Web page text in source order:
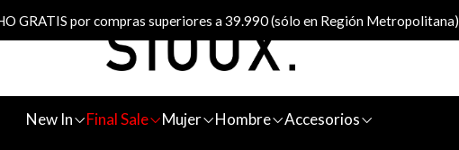
New In Final Sale Mujer Hombre Accesorios
GRATIS por compras superiores a 39.990 (sólo en Región Metropolitana)